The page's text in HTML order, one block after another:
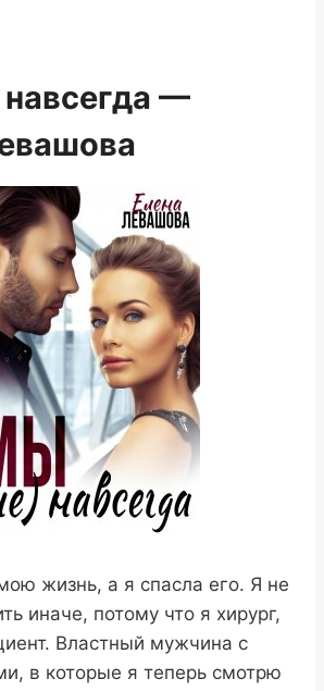
—
жизнь, а я спасла его. Я не
иначе, потому что я хирург,
Властный мужчина с
в которые я теперь смотрю